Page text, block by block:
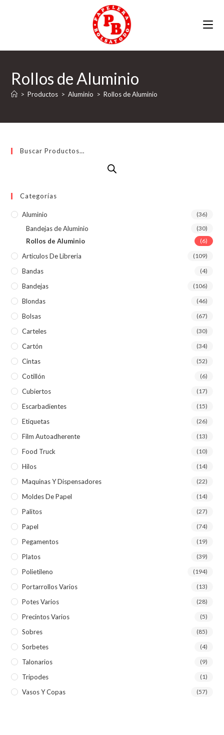
Rollos de Aluminio
> Productos > Aluminio > Rollos de Aluminio
Buscar Productos…
Categorías
Aluminio (36)
Bandejas de Aluminio (30)
Rollos de Aluminio (6)
Articulos De Libreria (109)
Bandas (4)
Bandejas (106)
Blondas (46)
Bolsas (67)
Carteles (30)
Cartón (34)
Cintas (52)
Cotillón (6)
Cubiertos (17)
Escarbadientes (15)
Etiquetas (26)
Film Autoadherente (13)
Food Truck (10)
Hilos (14)
Maquinas Y Dispensadores (22)
Moldes De Papel (14)
Palitos (27)
Papel (74)
Pegamentos (19)
Platos (39)
Polietileno (194)
Portarrollos Varios (13)
Potes Varios (28)
Precintos Varios (5)
Sobres (85)
Sorbetes (4)
Talonarios (9)
Tripodes (1)
Vasos Y Copas (57)